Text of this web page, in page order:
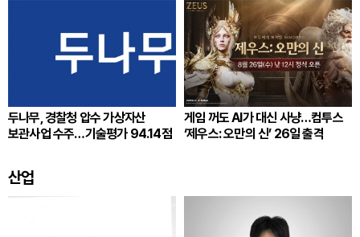
두나무, 경찰청 압수 가상자산
보관사업 수주…기술평가 94.14점
게임 꺼도 AI가 대신 사냥…컴투스
‘제우스: 오만의 신’ 26일 출격
산업